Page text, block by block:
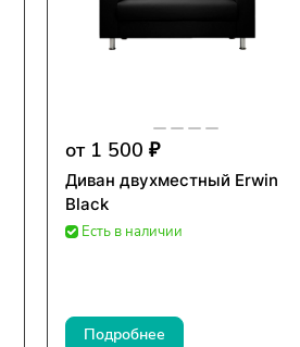
от 1 500 ₽
Диван двухместный Erwin
Black
Есть в наличии
Подробнее